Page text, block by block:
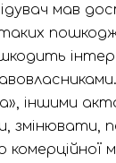
мав
іншими
змінювати,